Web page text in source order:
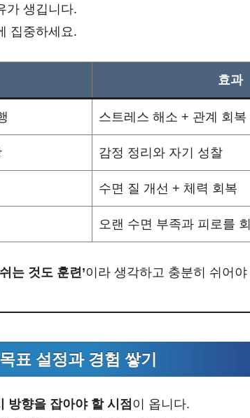
가 생깁니다.
집중하세요.
효과
스트레스 해소 + 관계 회복
감정 정리와 자기 성찰
수면 질 개선 + 체력 회복
오랜 수면 부족과 피로를
쉬는 것도 훈련’이라 생각하고 충분히 쉬어
표 설정과 경험 쌓기
방향을 잡아야 할 시점 이 옵니다.